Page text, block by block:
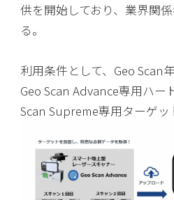
供を開始しており、業界関
る。
利用条件として、Geo Scan
Geo Scan Advance専用ハー
Scan Supreme専用ターゲッ